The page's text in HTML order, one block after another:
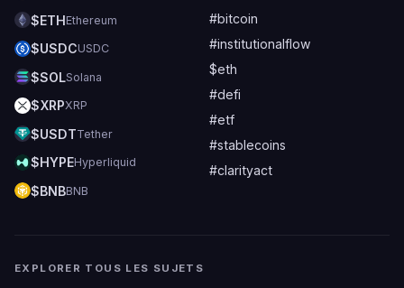
$ETHEthereum
$USDCUSDC
$SOLSolana
$XRPXRP
$USDTTether
$HYPEHyperliquid
$BNBBNB
#bitcoin
#institutionalflow
$eth
#defi
#etf
#stablecoins
#clarityact
EXPLORER TOUS LES SUJETS